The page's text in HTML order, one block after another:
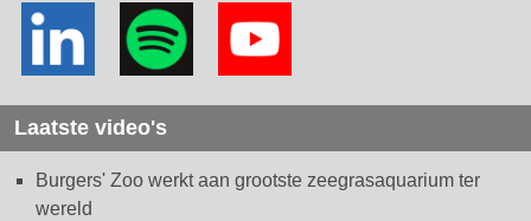
Laatste video's
Burgers' Zoo werkt aan grootste zeegrasaquarium ter
wereld